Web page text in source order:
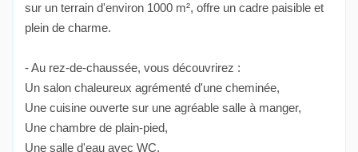
sur un terrain d'environ 1000 m², offre un cadre paisible et
plein de charme.
- Au rez-de-chaussée, vous découvrirez :
Un salon chaleureux agrémenté d'une cheminée,
Une cuisine ouverte sur une agréable salle à manger,
Une chambre de plain-pied,
Une salle d'eau avec WC.